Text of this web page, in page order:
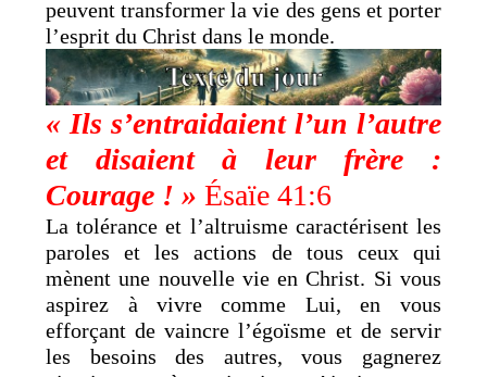
peuvent transformer la vie des gens et porter
l’esprit du Christ dans le monde.
« Ils s’entraidaient l’un l’autre
et disaient à leur frère :
Courage ! » Ésaïe 41:6
La tolérance et l’altruisme caractérisent les
paroles et les actions de tous ceux qui
mènent une nouvelle vie en Christ. Si vous
aspirez à vivre comme Lui, en vous
efforçant de vaincre l’égoïsme et de servir
les besoins des autres, vous gagnerez